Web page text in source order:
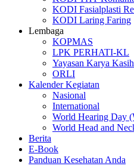
KODI Fasialplasti
KODI Laring Faring
Lembaga
KOPMAS
LPK PERHATI-KL
Yayasan Karya
ORLI
Kalender Kegiatan
Nasional
International
World Hearing Day
World Head and
Berita
E-Book
Panduan Kesehatan Anda